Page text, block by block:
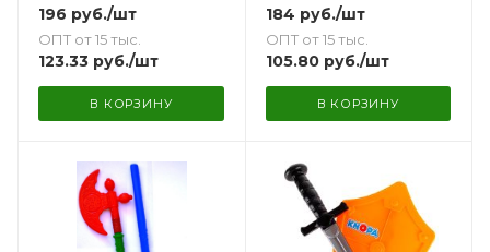
196 руб./шт
ОПТ от 15 тыс.
123.33 руб./шт
В КОРЗИНУ
184 руб./шт
ОПТ от 15 тыс.
105.80руб./шт
В КОРЗИНУ